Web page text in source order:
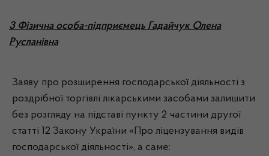
3 Фізична особа-підприємець Гадайчук Олена
Русланівна
Заяву про розширення господарської діяльності з
роздрібної торгівлі лікарськими засобами залишити
без розгляду на підставі пункту 2 частини другої
статті 12 Закону України «Про ліцензування видів
господарської діяльності», а саме: